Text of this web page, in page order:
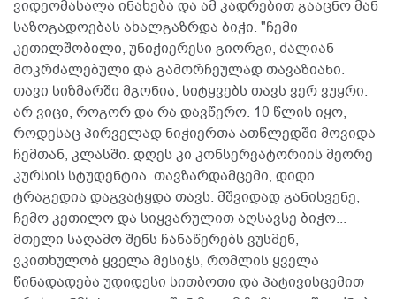
ვიდეომასალა ინახება და ამ კადრებით გააცნო მან
საზოგადოებას ახალგაზრდა ბიჭი. "ჩემი
კეთილშობილი, უნიჭიერესი გიორგი, ძალიან
მოკრძალებული და გამორჩეულად თავაზიანი.
თავი სიზმარში მგონია, სიტყვებს თავს ვერ ვუყრი.
არ ვიცი, როგორ და რა დავწერო. 10 წლის იყო,
როდესაც პირველად ნიჭიერთა ათწლედში მოვიდა
ჩემთან, კლასში. დღეს კი კონსერვატორიის მეორე
კურსის სტუდენტია. თავზარდამცემი, დიდი
ტრაგედია დაგვატყდა თავს. მშვიდად განისვენე,
ჩემო კეთილო და სიყვარულით აღსავსე ბიჭო...
მთელი საღამო შენს ჩანაწერებს ვუსმენ,
ვკითხულობ ყველა მესიჯს, რომლის ყველა
წინადადება უდიდესი სითბოთი და პატივისცემით